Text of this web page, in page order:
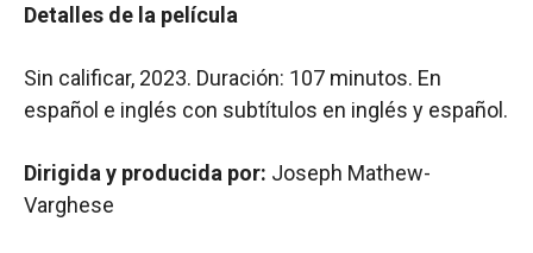
Detalles de la película
Sin calificar, 2023. Duración: 107 minutos. En
español e inglés con subtítulos en inglés y español.
Dirigida y producida por: Joseph Mathew-
Varghese